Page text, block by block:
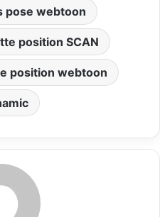
pose webtoon
position SCAN
position webtoon